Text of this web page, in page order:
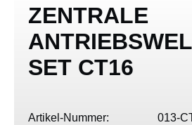
ZENTRALE
SET CT16
Artikel-Nummer:
013-